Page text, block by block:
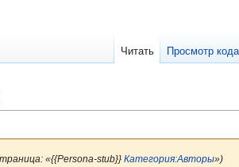
«{{Persona-stub}} Категория:Авторы»)
Читать Просмотр кода